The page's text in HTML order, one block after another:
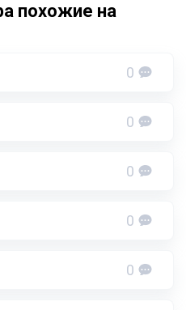
похожие на
0
0
0
0
0